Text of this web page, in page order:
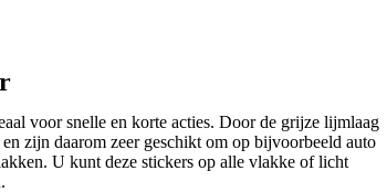
voor snelle en korte acties. Door de grijze lijmlaag
zijn daarom zeer geschikt om op bijvoorbeeld auto
U kunt deze stickers op alle vlakke of licht